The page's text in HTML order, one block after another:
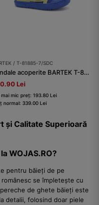
/ T-81885-7/SDC
Sandale acoperite BARTEK T-81885-7/SDC, albastru
Lei
mai mic preț: 193.80 Lei
normal: 339.00 Lei
și Calitate Superioară
WOJAS.RO?
pentru băieți de pe
se împletește cu
de ghete băieți este
detalii, folosind doar piele